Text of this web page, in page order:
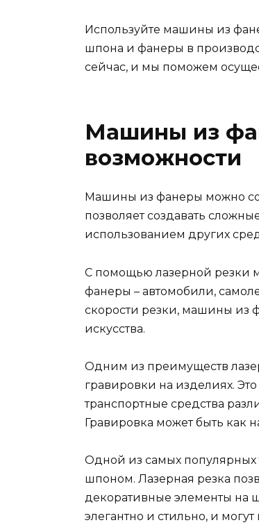
Используйте машины из
шпона и фанеры в
сейчас, и мы поможем
Машины из
возможности
Машины из фанеры можно
позволяет создавать
использованием других
С помощью лазерной резки
фанеры – автомобили,
скорости резки, машины из
искусства.
Одним из преимуществ
гравировки на изделиях.
транспортные средства
Гравировка может быть как
Одной из самых популярных
шпоном. Лазерная резка
декоративные элементы на
элегантно и стильно, и